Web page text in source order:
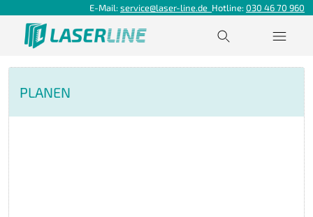
E-Mail: service@laser-line.de Hotline: 030 46 70 960
PLANEN